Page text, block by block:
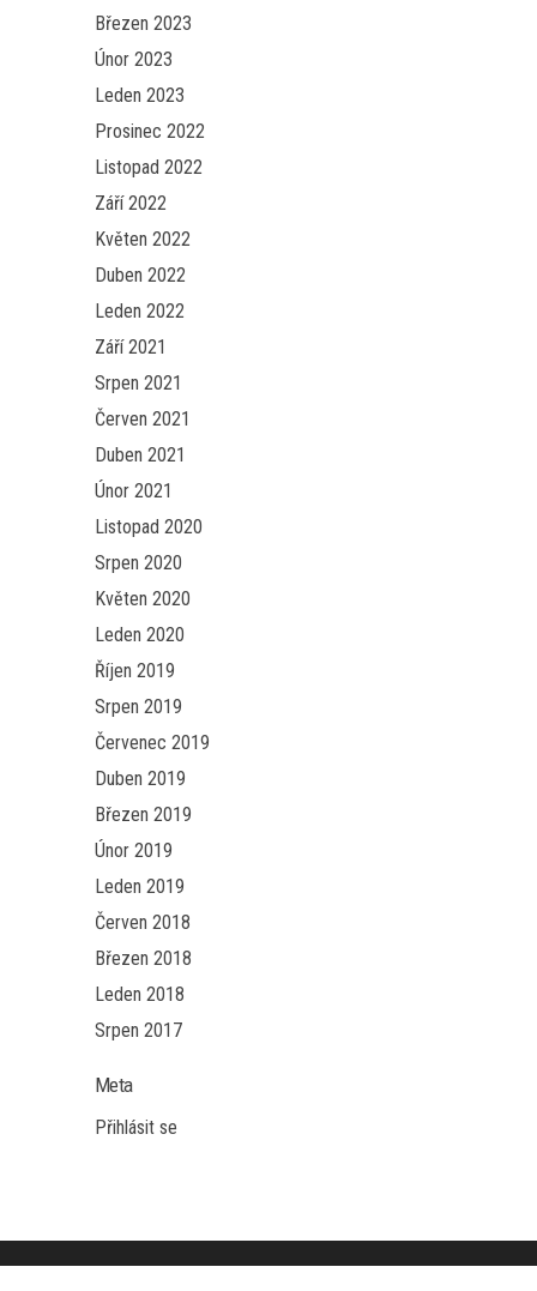
Březen 2023
Únor 2023
Leden 2023
Prosinec 2022
Listopad 2022
Září 2022
Květen 2022
Duben 2022
Leden 2022
Září 2021
Srpen 2021
Červen 2021
Duben 2021
Únor 2021
Listopad 2020
Srpen 2020
Květen 2020
Leden 2020
Říjen 2019
Srpen 2019
Červenec 2019
Duben 2019
Březen 2019
Únor 2019
Leden 2019
Červen 2018
Březen 2018
Leden 2018
Srpen 2017
Meta
Přihlásit se